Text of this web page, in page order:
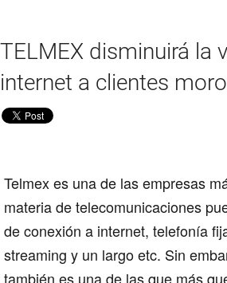
TELMEX disminuirá la
internet a clientes
Telmex es una de las empresas
materia de telecomunicaciones
de conexión a internet, telefonía
streaming y un largo etc. Sin
también es una de las que más